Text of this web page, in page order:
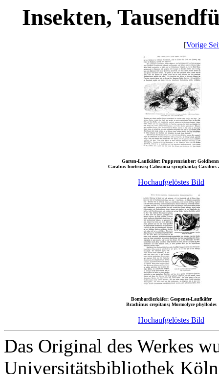
Insekten,
[Vorige
Garten-Laufkäfer; Pupprenräuber;
Carabus hortensis; Calosoma sycophanta; Carabus
Hochaufgelöstes Bild
Bombardierkäfer; Gespenst-Laufkäfer
Brachinus crepitans; Mormolyce phyllodes
Hochaufgelöstes Bild
Das Original des Werkes
Universitätsbibliothek